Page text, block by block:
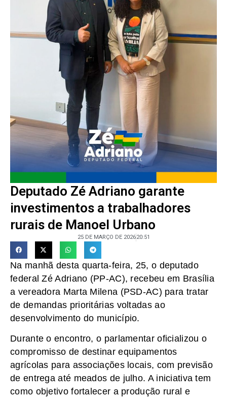
Deputado Zé Adriano garante
investimentos a trabalhadores
rurais de Manoel Urbano
25 DE MARÇO DE 202620:51
Na manhã desta quarta-feira, 25, o deputado
federal Zé Adriano (PP-AC), recebeu em Brasília
a vereadora Marta Milena (PSD-AC) para tratar
de demandas prioritárias voltadas ao
desenvolvimento do município.
Durante o encontro, o parlamentar oficializou o
compromisso de destinar equipamentos
agrícolas para associações locais, com previsão
de entrega até meados de julho. A iniciativa tem
como objetivo fortalecer a produção rural e